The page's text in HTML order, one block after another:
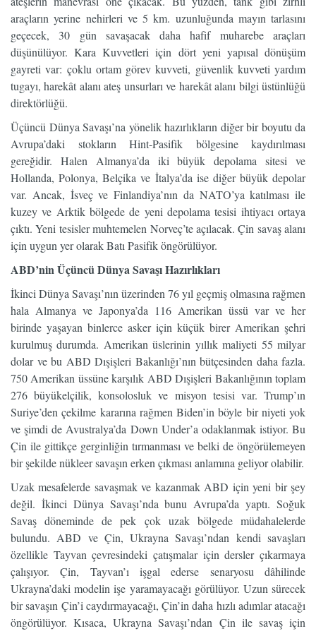
araçların yerine nehirleri ve 5 km. uzunluğunda mayın tarlasını
geçecek, 30 gün savaşacak daha hafif muharebe araçları
düşünülüyor. Kara Kuvvetleri için dört yeni yapısal dönüşüm
gayreti var: çoklu ortam görev kuvveti, güvenlik kuvveti yardım
tugayı, harekât alanı ateş unsurları ve harekât alanı bilgi üstünlüğü
direktörlüğü.
Üçüncü Dünya Savaşı’na yönelik hazırlıkların diğer bir boyutu da
Avrupa’daki stokların Hint-Pasifik bölgesine kaydırılması
gereğidir. Halen Almanya’da iki büyük depolama sitesi ve
Hollanda, Polonya, Belçika ve İtalya’da ise diğer büyük depolar
var. Ancak, İsveç ve Finlandiya’nın da NATO’ya katılması ile
kuzey ve Arktik bölgede de yeni depolama tesisi ihtiyacı ortaya
çıktı. Yeni tesisler muhtemelen Norveç’te açılacak. Çin savaş alanı
için uygun yer olarak Batı Pasifik öngörülüyor.
ABD’nin Üçüncü Dünya Savaşı Hazırlıkları
İkinci Dünya Savaşı’nın üzerinden 76 yıl geçmiş olmasına rağmen
hala Almanya ve Japonya’da 116 Amerikan üssü var ve her
birinde yaşayan binlerce asker için küçük birer Amerikan şehri
kurulmuş durumda. Amerikan üslerinin yıllık maliyeti 55 milyar
dolar ve bu ABD Dışişleri Bakanlığı’nın bütçesinden daha fazla.
750 Amerikan üssüne karşılık ABD Dışişleri Bakanlığının toplam
276 büyükelçilik, konsolosluk ve misyon tesisi var. Trump’ın
Suriye’den çekilme kararına rağmen Biden’in böyle bir niyeti yok
ve şimdi de Avustralya’da Down Under’a odaklanmak istiyor. Bu
Çin ile gittikçe gerginliğin tırmanması ve belki de öngörülemeyen
bir şekilde nükleer savaşın erken çıkması anlamına geliyor olabilir.
Uzak mesafelerde savaşmak ve kazanmak ABD için yeni bir şey
değil. İkinci Dünya Savaşı’nda bunu Avrupa’da yaptı. Soğuk
Savaş döneminde de pek çok uzak bölgede müdahalelerde
bulundu. ABD ve Çin, Ukrayna Savaşı’ndan kendi savaşları
özellikle Tayvan çevresindeki çatışmalar için dersler çıkarmaya
çalışıyor. Çin, Tayvan’ı işgal ederse senaryosu dâhilinde
Ukrayna’daki modelin işe yaramayacağı görülüyor. Uzun sürecek
bir savaşın Çin’i caydırmayacağı, Çin’in daha hızlı adımlar atacağı
öngörülüyor. Kısaca, Ukrayna Savaşı’ndan Çin ile savaş için